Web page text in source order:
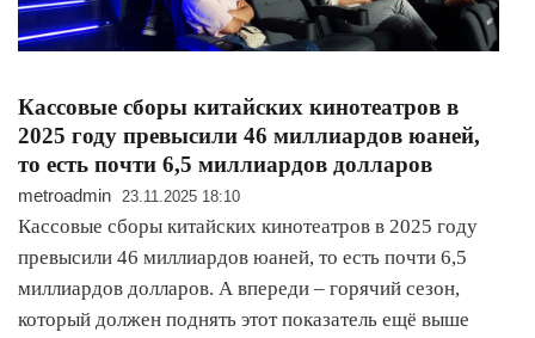
Кассовые сборы китайских кинотеатров в
2025 году превысили 46 миллиардов юаней,
то есть почти 6,5 миллиардов долларов
metroadmin 23.11.2025 18:10
Кассовые сборы китайских кинотеатров в 2025 году
превысили 46 миллиардов юаней, то есть почти 6,5
миллиардов долларов. А впереди – горячий сезон,
который должен поднять этот показатель ещё выше